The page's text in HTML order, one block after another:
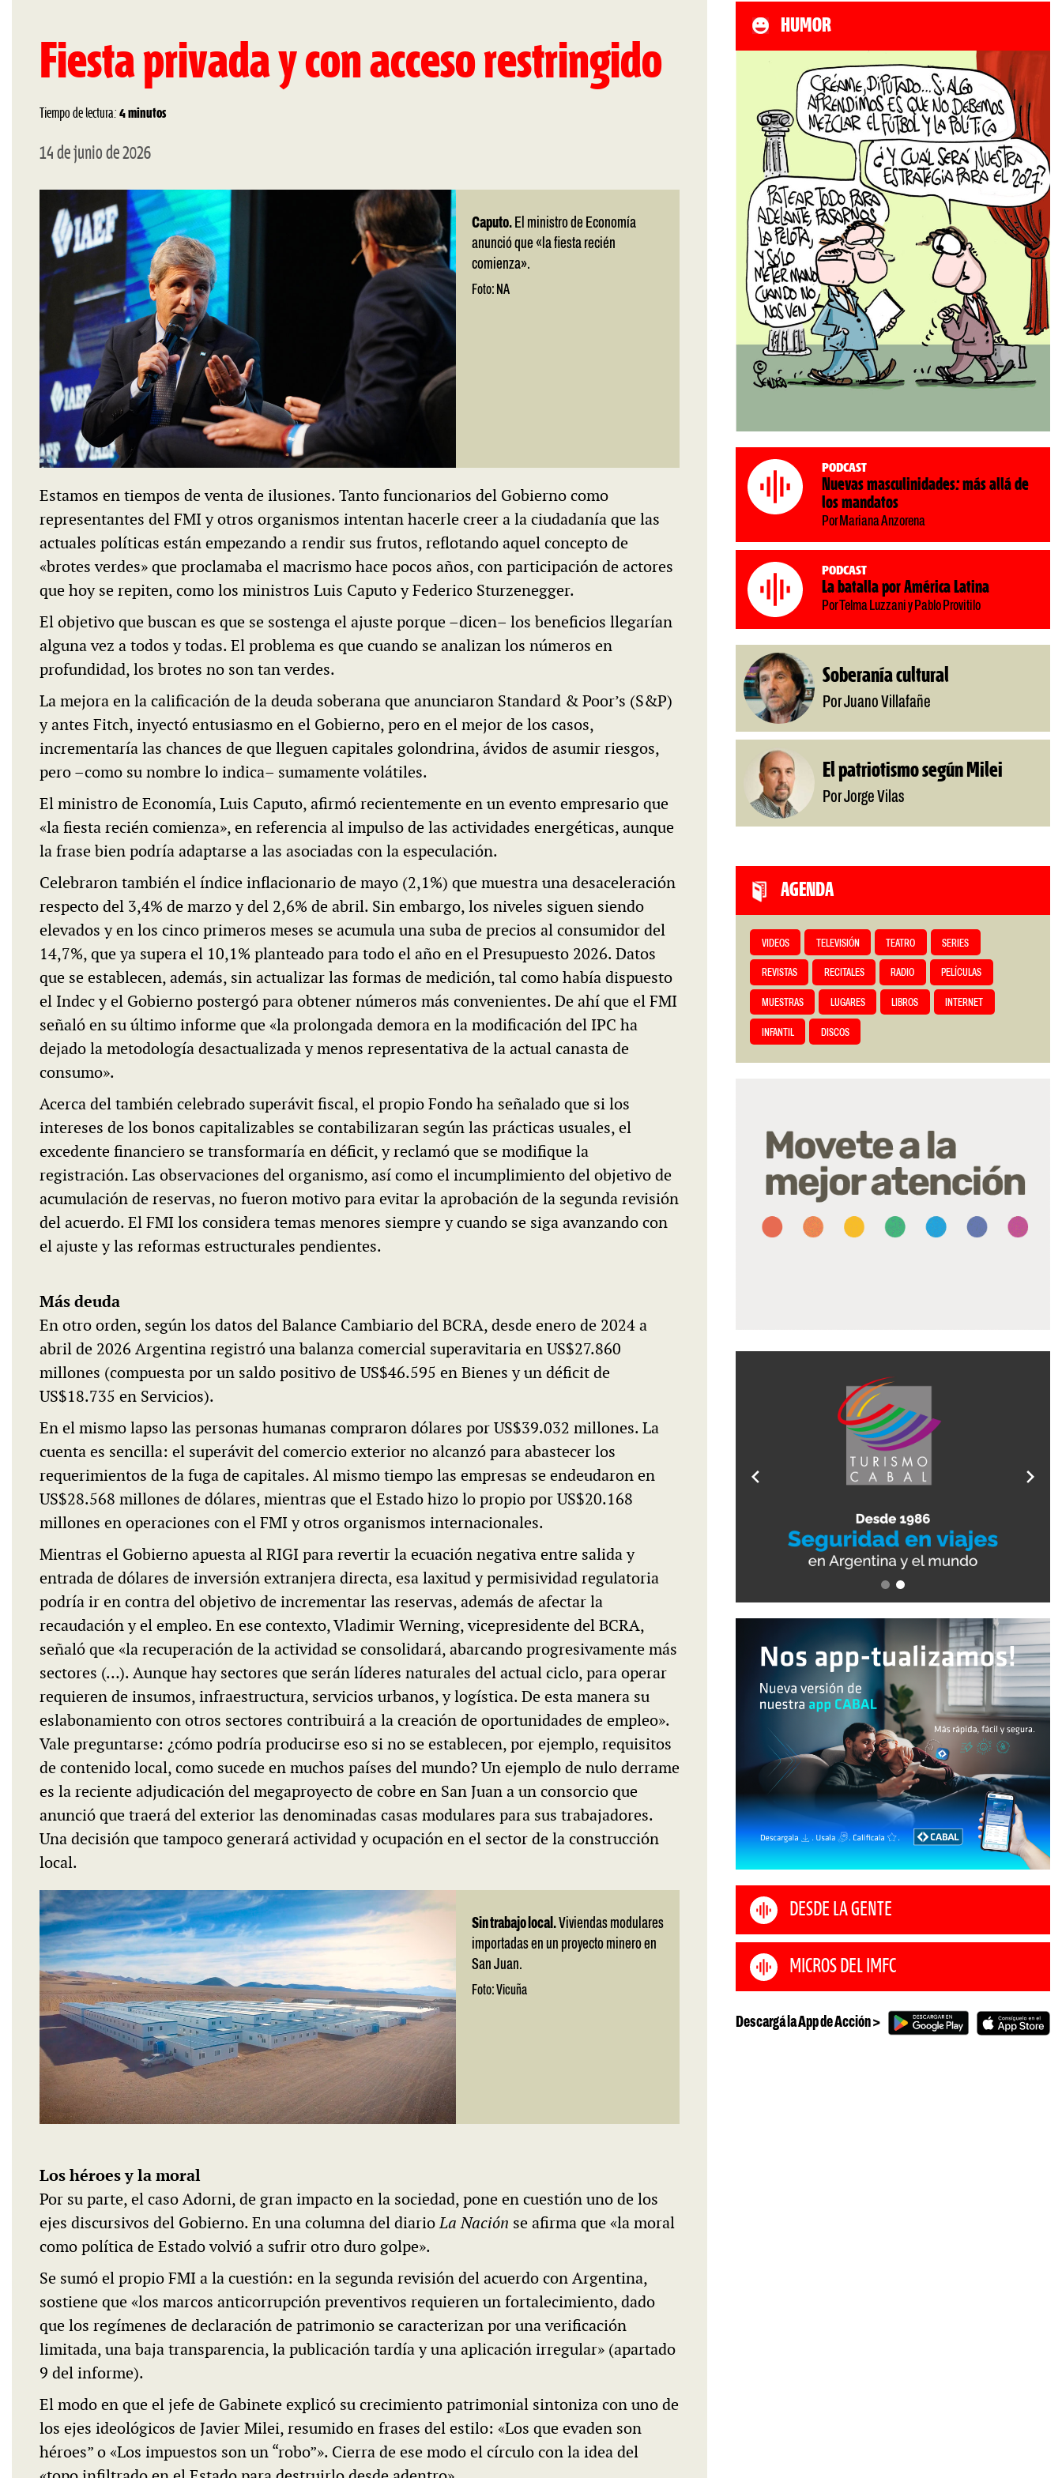
Fiesta privada y con acceso restringido
Tiempo de lectura: 4 minutos
14 de junio de 2026
Caputo.El ministro de Economía
anunció que «la fiesta recién
comienza».
Foto: NA
Estamos en tiempos de venta de ilusiones. Tanto funcionarios del Gobierno como
representantes del FMI y otros organismos intentan hacerle creer a la ciudadanía que las
actuales políticas están empezando a rendir sus frutos, reflotando aquel concepto de
«brotes verdes» que proclamaba el macrismo hace pocos años, con participación de actores
que hoy se repiten, como los ministros Luis Caputo y Federico Sturzenegger.
El objetivo que buscan es que se sostenga el ajuste porque –dicen– los beneficios llegarían
alguna vez a todos y todas. El problema es que cuando se analizan los números en
profundidad, los brotes no son tan verdes.
La mejora en la calificación de la deuda soberana que anunciaron Standard & Poor’s (S&P)
y antes Fitch, inyectó entusiasmo en el Gobierno, pero en el mejor de los casos,
incrementaría las chances de que lleguen capitales golondrina, ávidos de asumir riesgos,
pero –como su nombre lo indica– sumamente volátiles.
El ministro de Economía, Luis Caputo, afirmó recientemente en un evento empresario que
«la fiesta recién comienza», en referencia al impulso de las actividades energéticas, aunque
la frase bien podría adaptarse a las asociadas con la especulación.
Celebraron también el índice inflacionario de mayo (2,1%) que muestra una desaceleración
respecto del 3,4% de marzo y del 2,6% de abril. Sin embargo, los niveles siguen siendo
elevados y en los cinco primeros meses se acumula una suba de precios al consumidor del
14,7%, que ya supera el 10,1% planteado para todo el año en el Presupuesto 2026. Datos
que se establecen, además, sin actualizar las formas de medición, tal como había dispuesto
el Indec y el Gobierno postergó para obtener números más convenientes. De ahí que el FMI
señaló en su último informe que «la prolongada demora en la modificación del IPC ha
dejado la metodología desactualizada y menos representativa de la actual canasta de
consumo».
Acerca del también celebrado superávit fiscal, el propio Fondo ha señalado que si los
intereses de los bonos capitalizables se contabilizaran según las prácticas usuales, el
excedente financiero se transformaría en déficit, y reclamó que se modifique la
registración. Las observaciones del organismo, así como el incumplimiento del objetivo de
acumulación de reservas, no fueron motivo para evitar la aprobación de la segunda revisión
del acuerdo. El FMI los considera temas menores siempre y cuando se siga avanzando con
el ajuste y las reformas estructurales pendientes.
Más deuda
En otro orden, según los datos del Balance Cambiario del BCRA, desde enero de 2024 a
abril de 2026 Argentina registró una balanza comercial superavitaria en US$27.860
millones (compuesta por un saldo positivo de US$46.595 en Bienes y un déficit de
US$18.735 en Servicios).
En el mismo lapso las personas humanas compraron dólares por US$39.032 millones. La
cuenta es sencilla: el superávit del comercio exterior no alcanzó para abastecer los
requerimientos de la fuga de capitales. Al mismo tiempo las empresas se endeudaron en
US$28.568 millones de dólares, mientras que el Estado hizo lo propio por US$20.168
millones en operaciones con el FMI y otros organismos internacionales.
Mientras el Gobierno apuesta al RIGI para revertir la ecuación negativa entre salida y
entrada de dólares de inversión extranjera directa, esa laxitud y permisividad regulatoria
podría ir en contra del objetivo de incrementar las reservas, además de afectar la
recaudación y el empleo. En ese contexto, Vladimir Werning, vicepresidente del BCRA,
señaló que «la recuperación de la actividad se consolidará, abarcando progresivamente más
sectores (…). Aunque hay sectores que serán líderes naturales del actual ciclo, para operar
requieren de insumos, infraestructura, servicios urbanos, y logística. De esta manera su
eslabonamiento con otros sectores contribuirá a la creación de oportunidades de empleo».
Vale preguntarse: ¿cómo podría producirse eso si no se establecen, por ejemplo, requisitos
de contenido local, como sucede en muchos países del mundo? Un ejemplo de nulo derrame
es la reciente adjudicación del megaproyecto de cobre en San Juan a un consorcio que
anunció que traerá del exterior las denominadas casas modulares para sus trabajadores.
Una decisión que tampoco generará actividad y ocupación en el sector de la construcción
local.
Sin trabajo local.Viviendas modulares
importadas en un proyecto minero en
San Juan.
Foto: Vicuña
Los héroes y la moral
Por su parte, el caso Adorni, de gran impacto en la sociedad, pone en cuestión uno de los
ejes discursivos del Gobierno. En una columna del diarioLa Nación se afirma que «la moral
como política de Estado volvió a sufrir otro duro golpe».
Se sumó el propio FMI a la cuestión: en la segunda revisión del acuerdo con Argentina,
sostiene que «los marcos anticorrupción preventivos requieren un fortalecimiento, dado
que los regímenes de declaración de patrimonio se caracterizan por una verificación
limitada, una baja transparencia, la publicación tardía y una aplicación irregular» (apartado
9 del informe).
El modo en que el jefe de Gabinete explicó su crecimiento patrimonial sintoniza con uno de
los ejes ideológicos de Javier Milei, resumido en frases del estilo: «Los que evaden son
héroes” o «Los impuestos son un “robo”». Cierra de ese modo el círculo con la idea del
HUMOR
Podcast
Nuevas masculinidades: más allá de
los mandatos
Por Mariana Anzorena
Podcast
La batalla por América Latina
Por Telma Luzzani y Pablo Provitilo
Soberanía cultural
Por Juano Villafañe
El patriotismo según Milei
Por Jorge Vilas
AGENDA
VIDEOS TELEVISIÓN TEATRO SERIES
REVISTAS RECITALES RADIO PELÍCULAS
MUESTRAS LUGARES LIBROS INTERNET
INFANTIL DISCOS
DESDE LA GENTE
MICROS DEL IMFC
Descargá la App de Acción >